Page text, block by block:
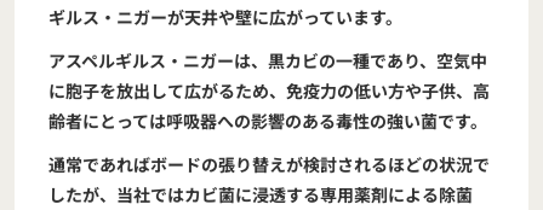
ギルス・ニガーが天井や壁に広がっています。
アスペルギルス・ニガーは、黒カビの一種であり、空気中
に胞子を放出して広がるため、免疫力の低い方や子供、高
齢者にとっては呼吸器への影響のある毒性の強い菌です。
通常であればボードの張り替えが検討されるほどの状況で
したが、当社ではカビ菌に浸透する専用薬剤による除菌